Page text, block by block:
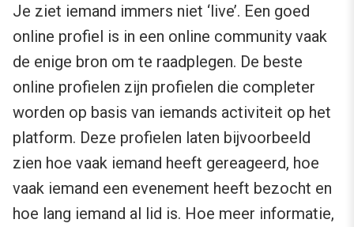
Je ziet iemand immers niet ‘live’. Een goed
online profiel is in een online community vaak
de enige bron om te raadplegen. De beste
online profielen zijn profielen die completer
worden op basis van iemands activiteit op het
platform. Deze profielen laten bijvoorbeeld
zien hoe vaak iemand heeft gereageerd, hoe
vaak iemand een evenement heeft bezocht en
hoe lang iemand al lid is. Hoe meer informatie,